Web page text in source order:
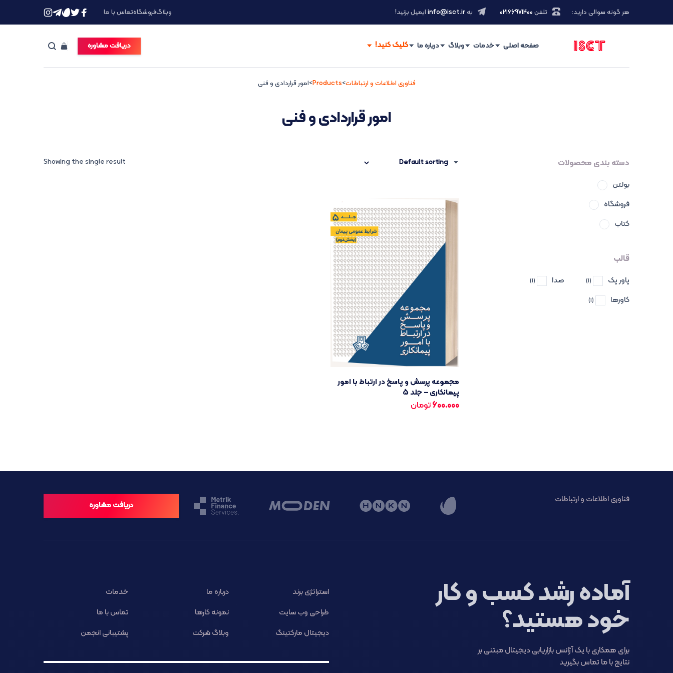
هر گونه سوالی دارید: تلفن ۰۲۱66971400 بهinfo@isct.ir ایمیل بزنید! وبلاگفروشگاهتماس با ما
صفحه اصلی خدمات وبلاگ درباره ما دریافت مشاوره
فناوری اطلاعات و ارتباطات>
Products
>امور قراردادی و فنی
امور قراردادی و فنی
Showing the single result
مجموعه پرسش و پاسخ در ارتباط با امور
پیمانکاری – جلد ۵
600.000تومان
دسته بندی محصولات
بولتن
فروشگاه
کتاب
قالب
پاور پک (1) صدا (1)
کاورها (1)
فناوری اطلاعات و ارتباطات
دریافت مشاوره
آماده رشد کسب و کار
خود هستید؟
برای همکاری با یک آژانس بازاریابی دیجیتال مبتنی بر
نتایج با ما تماس بگیرید
استراتژی برند درباره ما
خدمات
طراحی وب سایت
نمونه کارها
تماس با ما
دیجیتال مارکتینگ
وبلاگ شرکت پشتیبانی انجمن